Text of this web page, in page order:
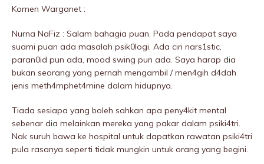
Komen Warganet :
Nurna NaFiz : Salam bahagia puan. Pada pendapat saya
suami puan ada masalah psik0logi. Ada ciri nars1stic,
paran0id pun ada, mood swing pun ada. Saya harap dia
bukan seorang yang pernah mengambil / men4gih d4dah
jenis meth4mphet4mine dalam hidupnya.
Tiada sesiapa yang boleh sahkan apa peny4kit mentaI
sebenar dia melainkan mereka yang pakar dalam psiki4tri.
Nak suruh bawa ke hospitaI untuk dapatkan rawatan psiki4tri
pula rasanya seperti tidak mungkin untuk orang yang begini.